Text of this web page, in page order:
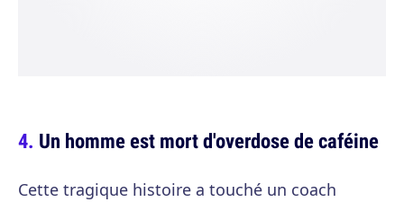
Un homme est mort d'overdose de caféine
Cette tragique histoire a touché un coach